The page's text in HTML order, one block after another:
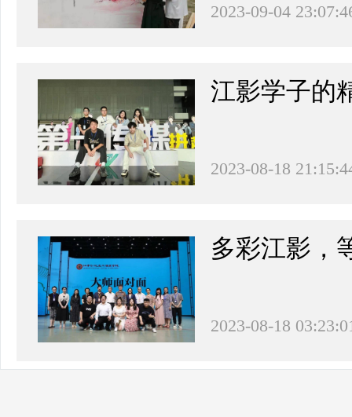
2023-09-04
江影学子的
2023-08-18
多彩江影，
2023-08-18